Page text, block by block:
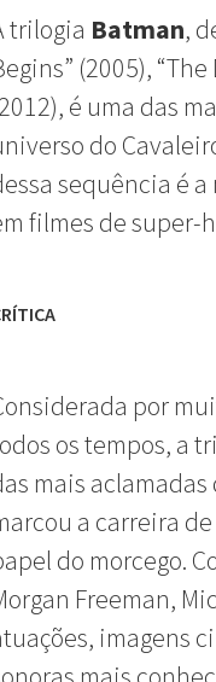
trilogia Batman,
(2005),
é uma das
do
sequência é
filmes de super-
por
os tempos, a
mais
a carreira
do morcego.
Freeman,
imagens